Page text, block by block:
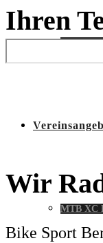
MTB XC
Ihren
Wir
Bike Sport